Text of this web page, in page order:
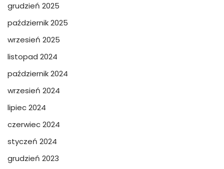
grudzień 2025
październik 2025
wrzesień 2025
listopad 2024
październik 2024
wrzesień 2024
lipiec 2024
czerwiec 2024
styczeń 2024
grudzień 2023